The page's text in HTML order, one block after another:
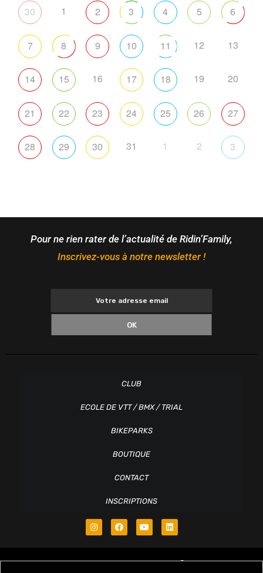
30 1 2 3 4 5 6
7 8 9 10 11 12 13
14 15 16 17 18 19 20
21 22 23 24 25 26 27
28 29 30 31 1 2 3
Pour ne rien rater de l’actualité de Ridin’Family,
Inscrivez-vous à notre newsletter !
OK
CLUB
ECOLE DE VTT / BMX / TRIAL
BIKEPARKS
BOUTIQUE
CONTACT
INSCRIPTIONS